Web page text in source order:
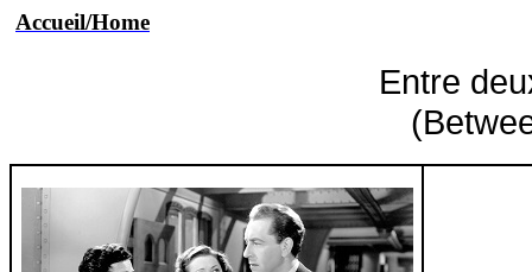
Accueil/Home
Entre